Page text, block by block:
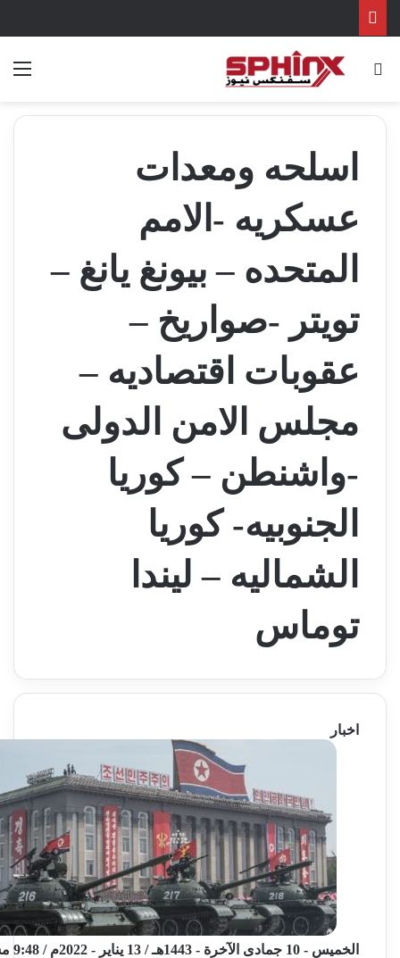
بحث عن
اسلحه ومعدات
عسكريه -الامم
المتحده – بيونغ يانغ –
تويتر -صواريخ –
عقوبات اقتصاديه –
مجلس الامن الدولى
-واشنطن – كوريا
الجنوبيه- كوريا
الشماليه – ليندا
توماس
اخبار
الخميس - 10 جمادى الآخرة - 1443هـ / 13 يناير - 2022م / 9:48 مساءً